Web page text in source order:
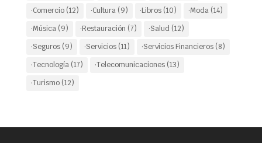
·Comercio(12) ·Cultura(9) ·Libros(10) ·Moda(14)
·Música(9) ·Restauración (7) ·Salud (12)
·Seguros(9) ·Servicios(11) ·Servicios Financieros(8)
·Tecnología(17) ·Telecomunicaciones(13)
·Turismo(12)